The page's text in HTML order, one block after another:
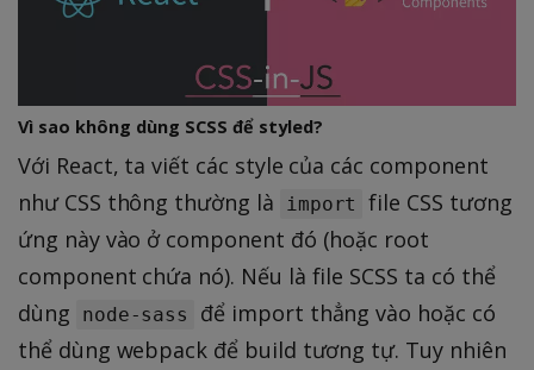
Vì sao không dùng SCSS để styled?
Với React, ta viết các style của các component
như CSS thông thường là
import
file CSS tương
ứng này vào ở component đó (hoặc root
component chứa nó). Nếu là file SCSS ta có thể
dùng
node-sass
để import thẳng vào hoặc có
thể dùng webpack để build tương tự. Tuy nhiên